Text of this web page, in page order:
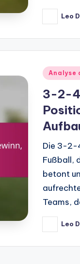
Posted
by
Leo
Posted
Analyse
3-2-
Die 3-2-
Fußball,
betont
Teams,
Posted
by
Leo